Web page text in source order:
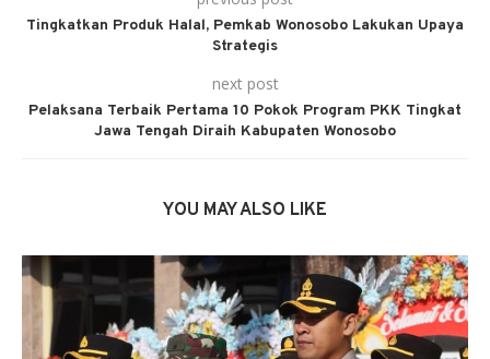
Tingkatkan Produk Halal, Pemkab Wonosobo Lakukan Upaya
Strategis
next post
Pelaksana Terbaik Pertama 10 Pokok Program PKK Tingkat
Jawa Tengah Diraih Kabupaten Wonosobo
YOU MAY ALSO LIKE